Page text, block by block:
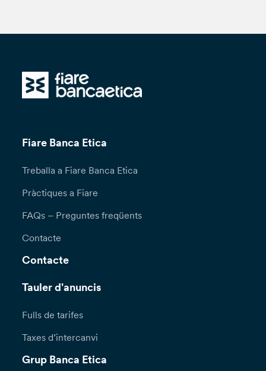
Fiare Banca Etica
Treballa a Fiare Banca Etica
Pràctiques a Fiare
FAQs – Preguntes freqüents
Contacte
Contacte
Tauler d'anuncis
Fulls de tarifes
Taxes d’intercanvi
Grup Banca Etica